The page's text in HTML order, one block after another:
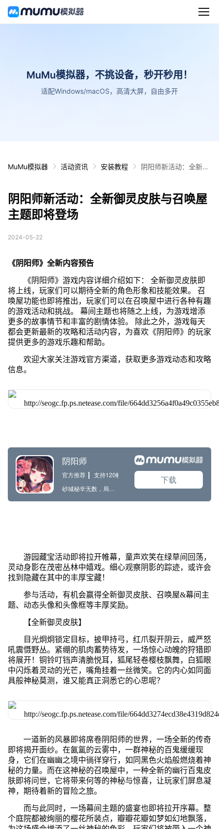
MuMu模拟器，不挑设备，秒开秒用！
适配Windows/macOS，高清大屏，自由多开
MuMu模拟器 活动资讯 安装教程
阴阳师新活动：全新御
阴阳师新活动：全新御灵皮肤与召唤屋
主题即将登场
2024-05-22
《阴阳师》全新内容预告
《阴阳师》游戏内容详细介绍如下： 全新御灵皮肤即
将上线，玩家们可以期待全新的角色形象和技能效果。 召
唤屋功能也即将推出，玩家们可以在召唤屋中进行各种有趣
的游戏活动和挑战。 幕间主题也将随之上线，为游戏增添
更多的故事情节和丰富的剧情体验。 除此之外，游戏每天
都会更新最新的攻略和活动内容，为喜欢《阴阳师》的玩家
提供更多的游戏乐趣和帮助。
欢迎大家关注游戏官方渠道，获取更多游戏动态和攻略
信息。
游园藏宝活动即将拉开帷幕，童声欢笑在绿草间回荡，
灵动身影在茂密丛林中嬉戏。细心观察阴影的踪迹，或许会
找到隐藏在其中的丰厚宝藏！
参与活动，有机会赢得全新御灵皮肤、召唤屋&幕间主
题、动态头像和头像框等丰厚奖励。
【全新御灵皮肤】
目光炯炯锁定目标，披甲持弓，红爪裂开阴云，威严怒
吼震慑野丛。紧绷的肌肉蓄势待发，一场惊心动魄的狩猎即
将展开！铜铃叮铛声清脆悦耳，狐尾轻卷樱枝飘舞，白狐眼
中闪烁着灵动的光芒，嘴角挂着一丝微笑。它的内心如同面
具般神秘莫测，谁又能真正洞悉它的心思呢？
一道新的风暴即将席卷阴阳师的世界，一场全新的传奇
即将揭开面纱。在氤氲的云雾中，一群神秘的百鬼缓缓现
身，它们在幽幽之境中徜徉穿行，如同黑色火焰般燃烧着神
秘的力量。而在这神秘的召唤屋中，一种全新的幽行百鬼皮
肤即将问世，它将带来何等的神秘与惊喜，让玩家们屏息凝
神，期待着新的冒险之旅。
而与此同时，一场幕间主题的盛宴也即将拉开序幕。整
个庭院都被绚丽的樱花所装点，瓣瓣花瓣如梦如幻地飘落，